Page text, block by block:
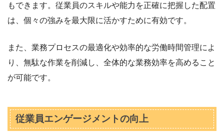
もできます。従業員のスキルや能力を正確に把握した配置
は、個々の強みを最大限に活かすために有効です。
また、業務プロセスの最適化や効率的な労働時間管理によ
り、無駄な作業を削減し、全体的な業務効率を高めること
が可能です。
従業員エンゲージメントの向上